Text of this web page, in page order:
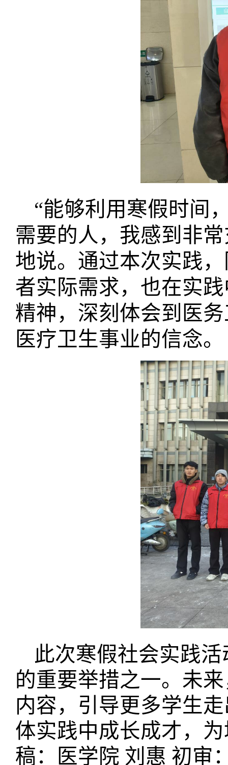
“能够利用寒假时间
需要的人，我感到非
地说。通过本次实践
者实际需求，也在实
精神，深刻体会到医
医疗卫生事业的信念。
此次寒假社会实践
的重要举措之一。未
内容，引导更多学生
体实践中成长成才，
稿：医学院 刘惠 初审